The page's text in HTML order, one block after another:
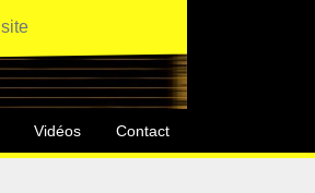
Vidéos Contact